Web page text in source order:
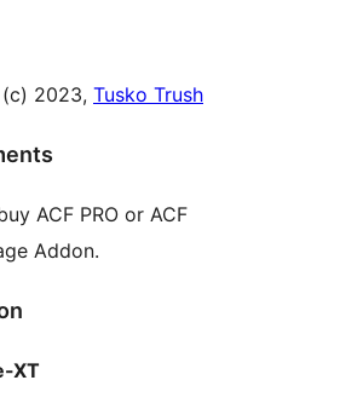
2023, Tusko Trush
ACF PRO or ACF
Addon.
XT